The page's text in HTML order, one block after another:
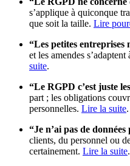
s’applique à quiconque
que soit la taille. Lire
“Les petites entreprises
et les amendes
suite.
“Le RGPD c’est juste
part ; les obligations
personnelles. Lire la suite.
“Je n’ai pas de données
clients, du personnel ou
certainement. Lire la suite.